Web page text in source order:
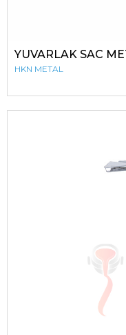
YUVARLAK SAC
HKN METAL